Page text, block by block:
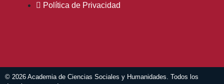
Política de Privacidad
© 2026 Academia de Ciencias Sociales y Humanidades. Todos los